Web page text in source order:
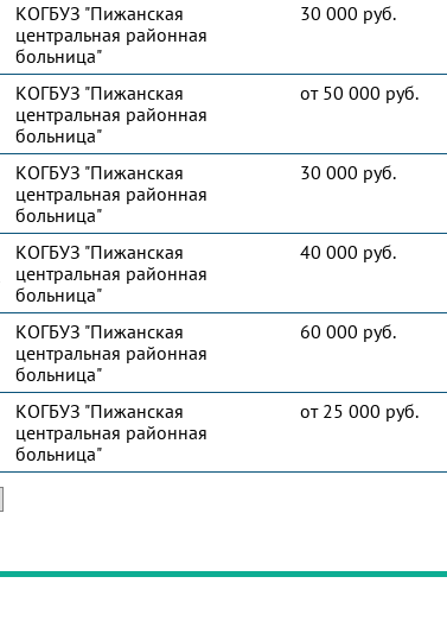
КОГБУЗ "Пижанская
центральная районная
больница"
30 000 руб.
КОГБУЗ "Пижанская
центральная районная
больница"
от 50 000 руб.
КОГБУЗ "Пижанская
центральная районная
больница"
30 000 руб.
КОГБУЗ "Пижанская
центральная районная
больница"
40 000 руб.
КОГБУЗ "Пижанская
центральная районная
больница"
60 000 руб.
КОГБУЗ "Пижанская
центральная районная
больница"
от 25 000 руб.